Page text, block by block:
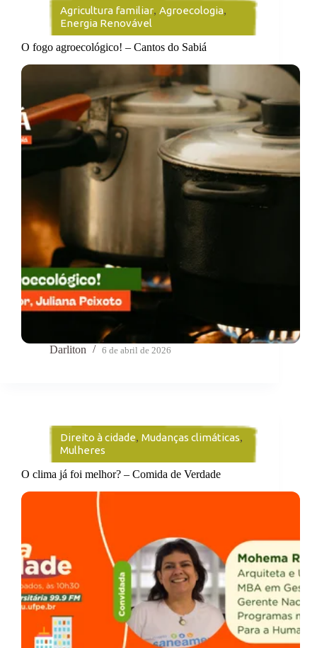
Agricultura familiar, Agroecologia,
Energia Renovável
O fogo agroecológico! – Cantos do Sabiá
Darliton 6 de abril de 2026
Direito à cidade, Mudanças climáticas,
Mulheres
O clima já foi melhor? – Comida de Verdade